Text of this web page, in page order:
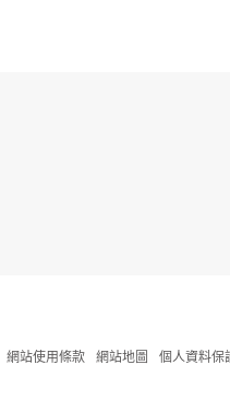
網站使用條款 網站地圖 個人資料保